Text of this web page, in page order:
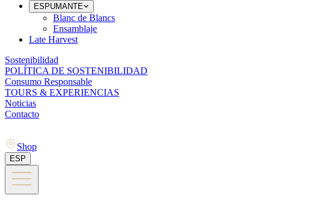
ESPUMANTE
Blanc de Blancs
Ensamblaje
Late Harvest
Sostenibilidad
POLÍTICA DE SOSTENIBILIDAD
Consumo Responsable
TOURS & EXPERIENCIAS
Noticias
Contacto
Shop
ESP